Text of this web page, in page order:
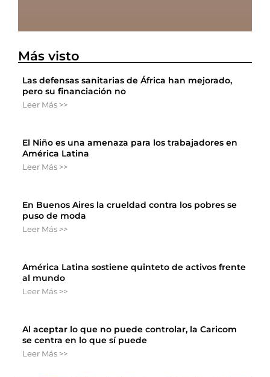
Más visto
Las defensas sanitarias de África han mejorado,
pero su financiación no
Leer Más >>
El Niño es una amenaza para los trabajadores en
América Latina
Leer Más >>
En Buenos Aires la crueldad contra los pobres se
puso de moda
Leer Más >>
América Latina sostiene quinteto de activos frente
al mundo
Leer Más >>
Al aceptar lo que no puede controlar, la Caricom
se centra en lo que sí puede
Leer Más >>